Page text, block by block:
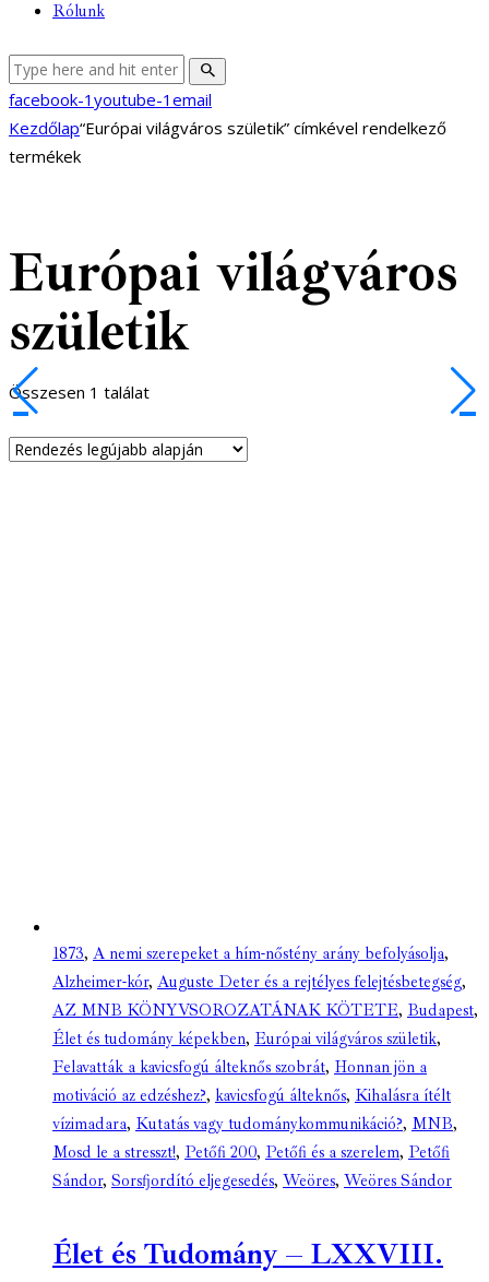
Rólunk
facebook-1 youtube-1 email
Kezdőlap“Európai világváros születik” címkével rendelkező
termékek
Európai világváros
születik
Összesen 1 találat
1873, A nemi szerepeket a hím-nőstény arány befolyásolja,
Alzheimer-kór, Auguste Deter és a rejtélyes felejtésbetegség,
AZ MNB KÖNYVSOROZATÁNAK KÖTETE, Budapest,
Élet és tudomány képekben, Európai világváros születik,
Felavatták a kavicsfogú álteknős szobrát, Honnan jön a
motiváció az edzéshez?, kavicsfogú álteknős, Kihalásra ítélt
vízimadara, Kutatás vagy tudománykommunikáció?, MNB,
Mosd le a stresszt!, Petőfi 200, Petőfi és a szerelem, Petőfi
Sándor, Sorsfjordító eljegesedés, Weöres, Weöres Sándor
Élet és Tudomány – LXXVIII.